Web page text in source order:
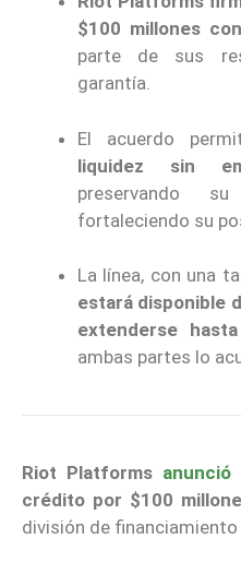
$100 millones
parte de sus
garantía.
El acuerdo
liquidez sin
preservando
fortaleciendo su
La línea, con una
estará disponible
extenderse
ambas partes lo
Riot Platforms anunció
crédito por $100
división de